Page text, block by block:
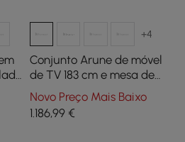
+4
Conjunto Arune de móvel
de TV 183 cm e mesa de
centro com portas
arqueadas de vidro,
arrumação e luz LED
Novo Preço Mais Baixo
1.186,99€